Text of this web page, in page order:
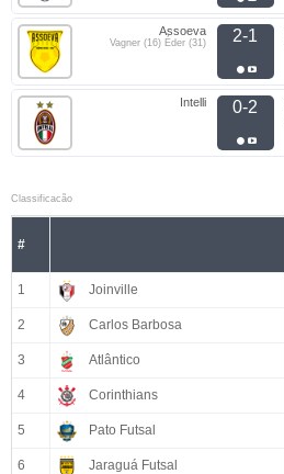
Assoeva
Vagner (16) Éder (31) 2-1
Intelli 0-2
Classificacão
#
1 Joinville
2 Carlos Barbosa
3 Atlântico
4 Corinthians
5 Pato Futsal
6 Jaraguá Futsal